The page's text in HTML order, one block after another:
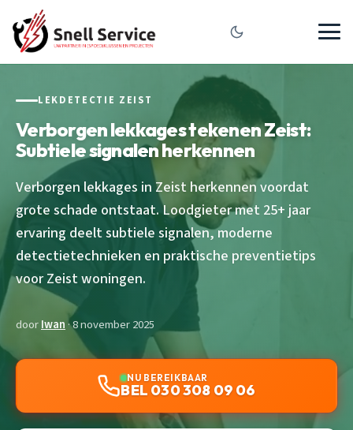
LEKDETECTIE ZEIST
Verborgen lekkages tekenen Zeist:
Subtiele signalen herkennen
Verborgen lekkages in Zeist herkennen voordat
grote schade ontstaat. Loodgieter met 25+ jaar
ervaring deelt subtiele signalen, moderne
detectietechnieken en praktische preventietips
voor Zeist woningen.
doorIwan · 8 november 2025
NU BEREIKBAAR
BEL 030 308 09 06